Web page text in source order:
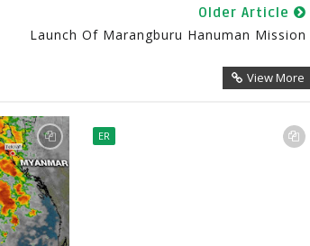
Older Article
Launch Of Marangburu Hanuman Mission
View More
ER